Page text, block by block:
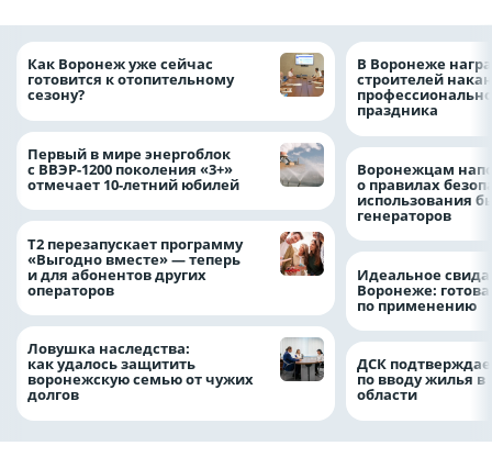
Как Воронеж уже сейчас
готовится к отопительному
сезону?
Первый в мире энергоблок
с ВВЭР-1200 поколения «3+»
отмечает 10-летний юбилей
Т2 перезапускает программу
«Выгодно вместе» — теперь
и для абонентов других
операторов
Ловушка наследства:
как удалось защитить
воронежскую семью от чужих
долгов
В Воронеже
строителей
праздника
Воронежцам
о правилах
использования
генераторов
Идеальное
Воронеже:
по применению
ДСК
по вводу жилья
области